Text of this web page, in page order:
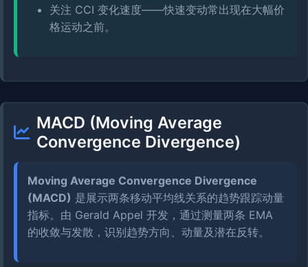
关注 CCI 变化速度——快速变动常出现在大幅价
格运动之前。
MACD (Moving Average
Convergence Divergence)
Moving Average Convergence Divergence
(MACD) 是展示两条移动平均线关系的趋势跟踪动量
指标。由 Gerald Appel 开发，通过测量两条 EMA
的收敛与发散，识别趋势方向、动量及潜在反转。